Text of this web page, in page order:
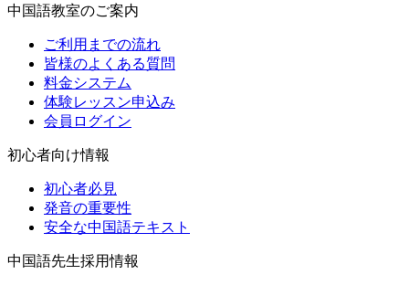
中国語教室のご案内
ご利用までの流れ
皆様のよくある質問
料金システム
体験レッスン申込み
会員ログイン
初心者向け情報
初心者必見
発音の重要性
安全な中国語テキスト
中国語先生採用情報